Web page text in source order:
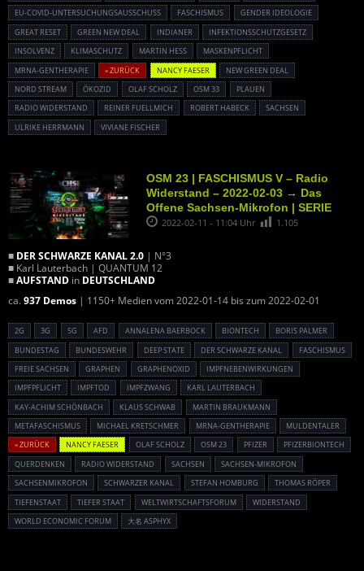
EU-COVID-UNTERSUCHUNGSAUSSCHUSS
FASCHISMUS
GENDER IDEOLOGIE
GREAT RESET
GREEN NEW DEAL INDIANER
INFEKTIONSSCHUTZGESETZ
INSOLVENZ
KLIMASCHUTZ MARTIN HESS
MASKENPFLICHT
MRNA-GENTHERAPIE
« ZURÜCK NANCY FAESER
NEW GREEN DEAL
NORD STREAM
ÖKOZID OLAF SCHOLZ OSM 33
PLAUEN
RADIO WIDERSTAND
REINER FUELLMICH ROBERT HABECK
SACHSEN
ULRIKE HERRMANN
VIVIANE FISCHER
OSM 23 | FASCHISMUS V – Radio
Widerstand – 2022-02-03 → Das
Offene Sachsen-Mikrofon | SERIE
2022-02-11 - 11:04 Uhr 1.105
■ DER SCHWARZE KANAL 2.0 | N°3
■ Karl Lauterbach | QUANTUM 12
■AUFSTAND in DEUTSCHLAND
ca.937 Demos | 1150+ Medien vom 2022-01-14 bis zum 2022-02-01
2G 3G 5G AFD ANNALENA BAERBOCK BIONTECH
BORIS PALMER
BUNDESTAG
BUNDESWEHR DEEP STATE DER SCHWARZE KANAL
FASCHISMUS
FREIE SACHSEN
GRAPHEN GRAPHENOXID
IMPFNEBENWIRKUNGEN
IMPFPFLICHT
IMPFTOD IMPFZWANG
KARL LAUTERBACH
KAY-ACHIM SCHÖNBACH
KLAUS SCHWAB
MARTIN BRAUKMANN
METAFASCHISMUS
MICHAEL KRETSCHMER MRNA-GENTHERAPIE
MULDENTALER
« ZURÜCK
NANCY FAESER OLAF SCHOLZ OSM 23 PFIZER
PFIZERBIONTECH
QUERDENKEN
RADIO WIDERSTAND SACHSEN
SACHSEN-MIKROFON
SACHSENMIKROFON
SCHWARZER KANAL STEFAN HOMBURG
THOMAS RÖPER
TIEFENSTAAT
TIEFER STAAT WELTWIRTSCHAFTSFORUM
WIDERSTAND
WORLD ECONOMIC FORUM
大名 ASPHYX